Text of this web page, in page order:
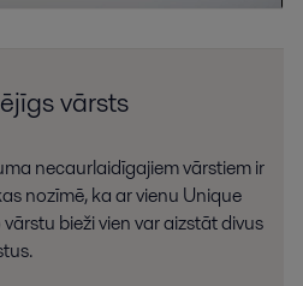
vārsts
necaurlaidīgajiem vārstiem ir
nozīmē, ka ar vienu Unique
bieži vien var aizstāt divus